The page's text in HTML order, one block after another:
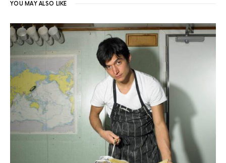
YOU MAY ALSO LIKE